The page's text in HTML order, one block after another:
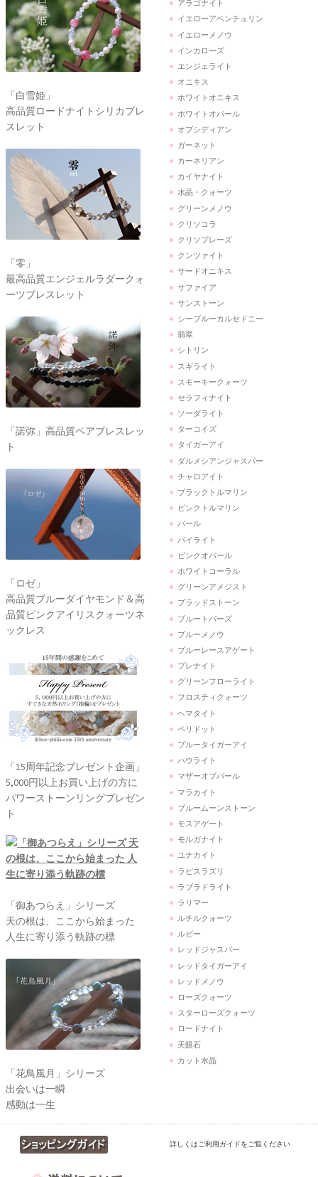
「白雪姫」
高品質ロードナイトシリカブレ
スレット
「零」
最高品質エンジェルラダークォ
ーツブレスレット
「諾弥」高品質ペアブレスレッ
ト
「ロゼ」
高品質ブルーダイヤモンド＆高
品質ピンクアイリスクォーツネ
ックレス
「15周年記念プレゼント企画」
5,000円以上お買い上げの方に
パワーストーンリングプレゼン
ト
「御あつらえ」シリーズ
天の根は、ここから始まった
人生に寄り添う軌跡の標
「花鳥風月」シリーズ
出会いは一瞬
感動は一生
アラゴナイト
イエローアベンチュリン
イエローメノウ
インカローズ
エンジェライト
オニキス
ホワイトオニキス
ホワイトオパール
オブシディアン
ガーネット
カーネリアン
カイヤナイト
水晶・クォーツ
グリーンメノウ
クリソコラ
クリソプレーズ
クンツァイト
サードオニキス
サファイア
サンストーン
シーブルーカルセドニー
翡翠
シトリン
スギライト
スモーキークォーツ
セラフィナイト
ソーダライト
ターコイズ
タイガーアイ
ダルメシアンジャスパー
チャロアイト
ブラックトルマリン
ピンクトルマリン
パール
パイライト
ピンクオパール
ホワイトコーラル
グリーンアメジスト
ブラッドストーン
ブルートパーズ
ブルーメノウ
ブルーレースアゲート
プレナイト
グリーンフローライト
フロスティクォーツ
ヘマタイト
ペリドット
ブルータイガーアイ
ハウライト
マザーオブパール
マラカイト
ブルームーンストーン
モスアゲート
モルガナイト
ユナカイト
ラピスラズリ
ラブラドライト
ラリマー
ルチルクォーツ
ルビー
レッドジャスパー
レッドタイガーアイ
レッドメノウ
ローズクォーツ
スターローズクォーツ
ロードナイト
天眼石
カット水晶
詳しくはご利用ガイドをご覧ください